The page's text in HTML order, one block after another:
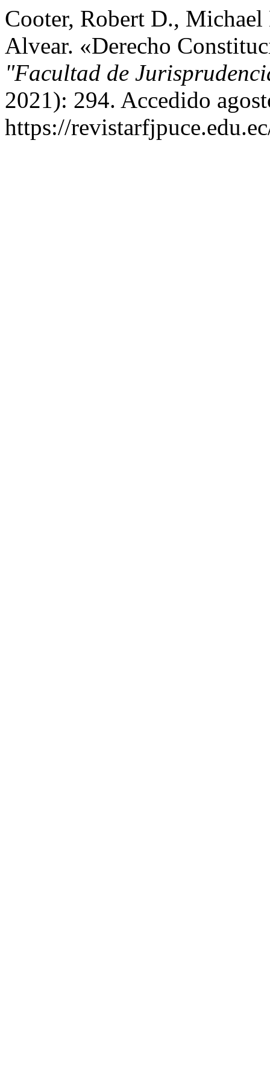
Cooter, Robert D.,
Alvear. «Derecho
"Facultad de
2021): 294. Accedido
https://